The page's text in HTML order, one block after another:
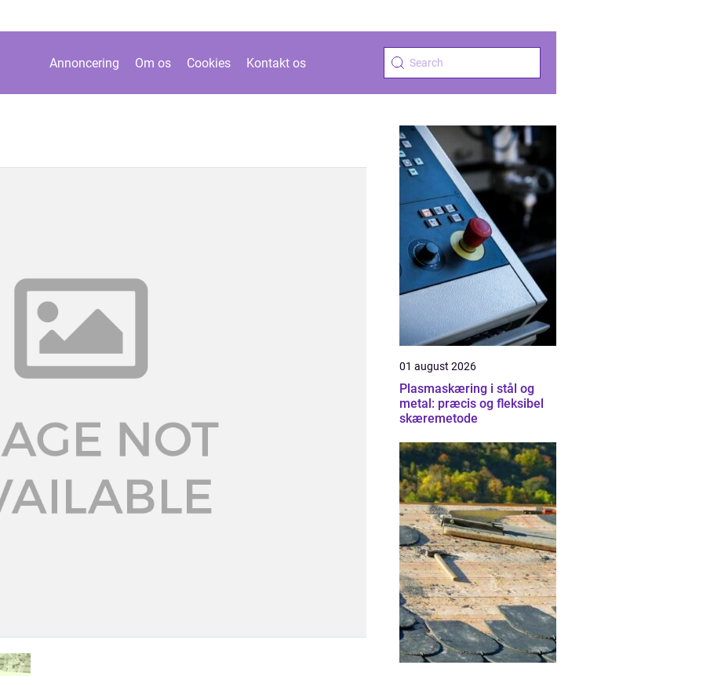
Annoncering Om os Cookies Kontakt os
01 august 2026
Plasmaskæring i stål og
metal: præcis og fleksibel
skæremetode